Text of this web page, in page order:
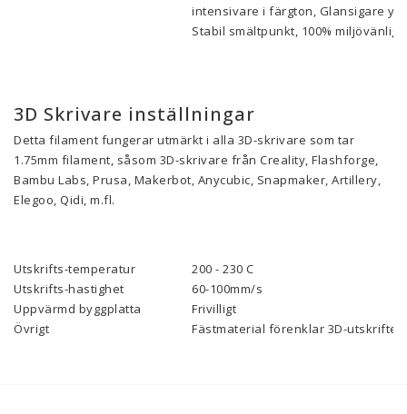
intensivare i färgton, Glansigare
Stabil smältpunkt, 100%
3D Skrivare inställningar
Detta filament fungerar utmärkt i alla 3D-skrivare som tar
1.75mm filament, såsom 3D-skrivare från Creality, Flashforge,
Bambu Labs, Prusa, Makerbot, Anycubic, Snapmaker, Artillery,
Elegoo, Qidi, m.fl.
Utskrifts-temperatur
200 - 230 C
Utskrifts-hastighet
60-100mm/s
Uppvärmd byggplatta
Frivilligt
Övrigt
Fästmaterial förenklar 3D-utskriften